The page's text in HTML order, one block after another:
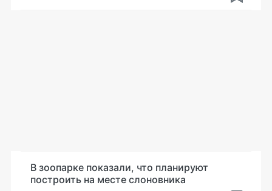
В зоопарке показали, что планируют
построить на месте слоновника